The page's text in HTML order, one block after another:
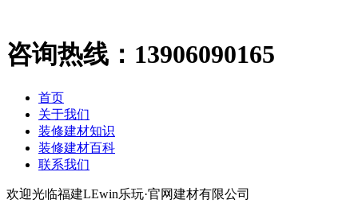
咨询热线： 13906090165
首页
关于我们
装修建材知识
装修建材百科
联系我们
欢迎光临福建LEwin乐玩·官网建材有限公司